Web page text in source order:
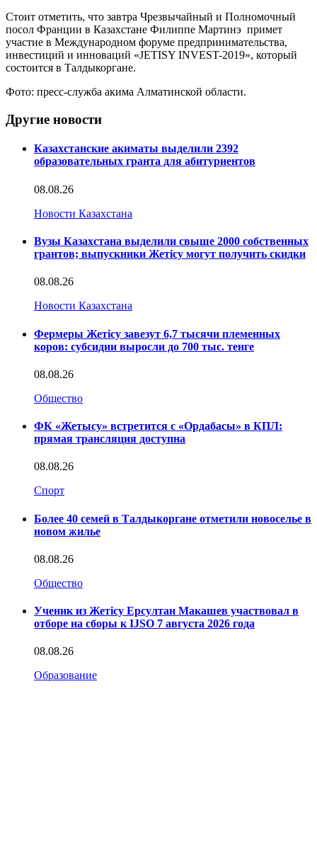
Стоит отметить, что завтра Чрезвычайный и Полномочный
посол Франции в Казахстане Филиппе Мартинэ примет
участие в Международном форуме предпринимательства,
инвестиций и инноваций «JETISY INVEST-2019», который
состоится в Талдыкоргане.
Фото: пресс-служба акима Алматинской области.
Другие новости
Казахстанские акиматы выделили 2392
образовательных гранта для абитуриентов
08.08.26
Новости Казахстана
Вузы Казахстана выделили свыше 2000 собственных
грантов; выпускники Жетісу могут получить скидки
08.08.26
Новости Казахстана
Фермеры Жетісу завезут 6,7 тысячи племенных
коров: субсидии выросли до 700 тыс. тенге
08.08.26
Общество
ФК «Жетысу» встретится с «Ордабасы» в КПЛ:
прямая трансляция доступна
08.08.26
Спорт
Более 40 семей в Талдыкоргане отметили новоселье в
новом жилье
08.08.26
Общество
Ученик из Жетісу Ерсултан Макашев участвовал в
отборе на сборы к IJSO 7 августа 2026 года
08.08.26
Образование